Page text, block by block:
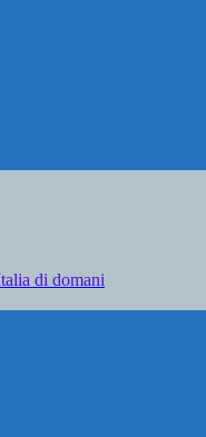
di domani